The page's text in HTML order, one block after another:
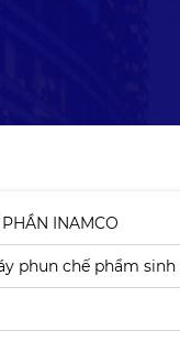
INAMCO
phun chế phẩm sinh